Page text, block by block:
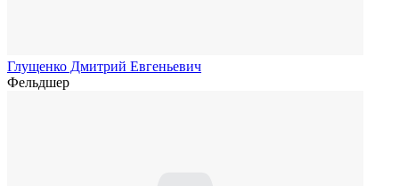
Глущенко Дмитрий Евгеньевич
Фельдшер